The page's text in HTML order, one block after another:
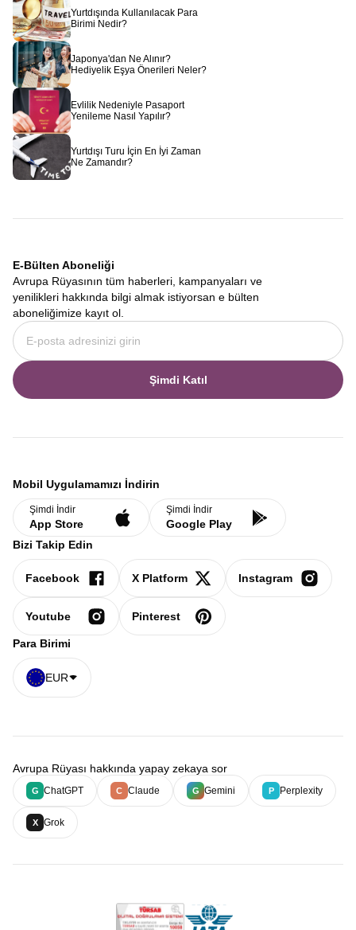
Yurtdışında Kullanılacak Para
Birimi Nedir?
Japonya'dan Ne Alınır?
Hediyelik Eşya Önerileri Neler?
Evlilik Nedeniyle Pasaport
Yenileme Nasıl Yapılır?
Yurtdışı Turu İçin En İyi Zaman
Ne Zamandır?
E-Bülten Aboneliği
Avrupa Rüyasının tüm haberleri, kampanyaları ve
yenilikleri hakkında bilgi almak istiyorsan e bülten
aboneliğimize kayıt ol.
Şimdi Katıl
Mobil Uygulamamızı İndirin
Şimdi İndir
App Store
Şimdi İndir
Google Play
Bizi Takip Edin
Facebook X Platform Instagram
Youtube Pinterest
Para Birimi
EUR
Avrupa Rüyası hakkında yapay zekaya sor
G ChatGPT C Claude G Gemini P Perplexity
X Grok